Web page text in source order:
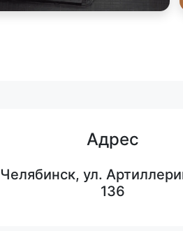
Адрес
Челябинск, ул.
136